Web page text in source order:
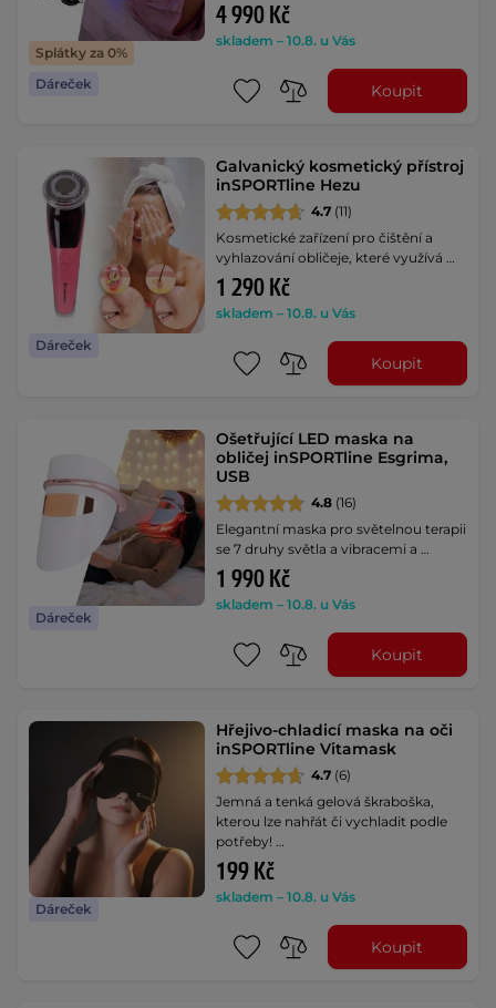
Splátky za 0%
Dáreček
4 990 Kč
skladem – 10.8. u Vás
Koupit
Dáreček
Galvanický kosmetický přístroj
inSPORTline Hezu
4.7 (11)
Kosmetické zařízení pro čištění a
vyhlazování obličeje, které využívá …
1 290 Kč
skladem – 10.8. u Vás
Koupit
Dáreček
Ošetřující LED maska na
obličej inSPORTline Esgrima,
USB
4.8 (16)
Elegantní maska pro světelnou terapii
se 7 druhy světla a vibracemi a …
1 990 Kč
skladem – 10.8. u Vás
Koupit
Dáreček
Hřejivo-chladicí maska na oči
inSPORTline Vitamask
4.7 (6)
Jemná a tenká gelová škraboška,
kterou lze nahřát či vychladit podle
potřeby! …
199 Kč
skladem – 10.8. u Vás
Koupit